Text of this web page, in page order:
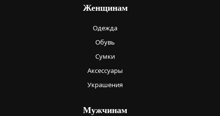
Женщинам
Одежда
Обувь
Сумки
Аксессуары
Украшения
Мужчинам